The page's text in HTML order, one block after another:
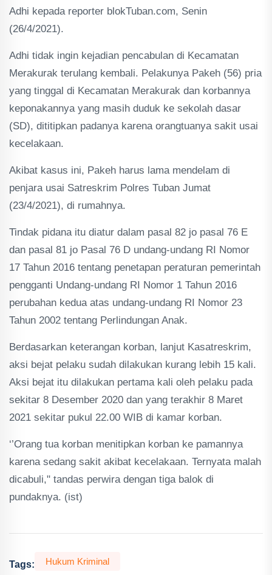
Adhi kepada reporter blokTuban.com, Senin
(26/4/2021).
Adhi tidak ingin kejadian pencabulan di Kecamatan
Merakurak terulang kembali. Pelakunya Pakeh (56) pria
yang tinggal di Kecamatan Merakurak dan korbannya
keponakannya yang masih duduk ke sekolah dasar
(SD), dititipkan padanya karena orangtuanya sakit usai
kecelakaan.
Akibat kasus ini, Pakeh harus lama mendelam di
penjara usai Satreskrim Polres Tuban Jumat
(23/4/2021), di rumahnya.
Tindak pidana itu diatur dalam pasal 82 jo pasal 76 E
dan pasal 81 jo Pasal 76 D undang-undang RI Nomor
17 Tahun 2016 tentang penetapan peraturan pemerintah
pengganti Undang-undang RI Nomor 1 Tahun 2016
perubahan kedua atas undang-undang RI Nomor 23
Tahun 2002 tentang Perlindungan Anak.
Berdasarkan keterangan korban, lanjut Kasatreskrim,
aksi bejat pelaku sudah dilakukan kurang lebih 15 kali.
Aksi bejat itu dilakukan pertama kali oleh pelaku pada
sekitar 8 Desember 2020 dan yang terakhir 8 Maret
2021 sekitar pukul 22.00 WIB di kamar korban.
‘’Orang tua korban menitipkan korban ke pamannya
karena sedang sakit akibat kecelakaan. Ternyata malah
dicabuli," tandas perwira dengan tiga balok di
pundaknya. (ist)
Tags: Hukum Kriminal